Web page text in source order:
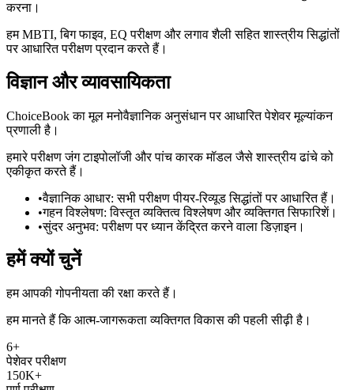
करना।
हम MBTI, बिग फाइव, EQ परीक्षण और लगाव शैली सहित शास्त्रीय सिद्धांतों
पर आधारित परीक्षण प्रदान करते हैं।
विज्ञान और व्यावसायिकता
ChoiceBook का मूल मनोवैज्ञानिक अनुसंधान पर आधारित पेशेवर मूल्यांकन
प्रणाली है।
हमारे परीक्षण जंग टाइपोलॉजी और पांच कारक मॉडल जैसे शास्त्रीय ढांचे को
एकीकृत करते हैं।
•वैज्ञानिक आधार: सभी परीक्षण पीयर-रिव्यूड सिद्धांतों पर आधारित हैं।
•गहन विश्लेषण: विस्तृत व्यक्तित्व विश्लेषण और व्यक्तिगत सिफारिशें।
•सुंदर अनुभव: परीक्षण पर ध्यान केंद्रित करने वाला डिज़ाइन।
हमें क्यों चुनें
हम आपकी गोपनीयता की रक्षा करते हैं।
हम मानते हैं कि आत्म-जागरूकता व्यक्तिगत विकास की पहली सीढ़ी है।
6+
पेशेवर परीक्षण
150K+